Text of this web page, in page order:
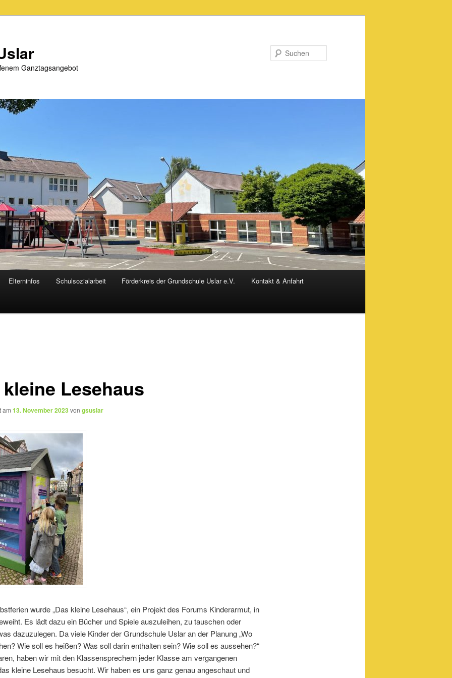
Ganztagsangebot
Elterninfos Schulsozialarbeit Förderkreis der Grundschule Uslar e.V. Kontakt & Anfahrt
kleine Lesehaus
am 13. November 2023von gsuslar
wurde „Das kleine Lesehaus“, ein Projekt des Forums Kinderarmut, in
Es lädt dazu ein Bücher und Spiele auszuleihen, zu tauschen oder
dazuzulegen. Da viele Kinder der Grundschule Uslar an der Planung „Wo
Wie soll es heißen? Was soll darin enthalten sein? Wie soll es aussehen?“
haben wir mit den Klassensprechern jeder Klasse am vergangenen
kleine Lesehaus besucht. Wir haben es uns ganz genau angeschaut und